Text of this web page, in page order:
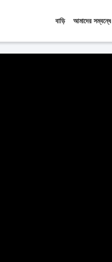
বাড়ি আমাদের সম্বন্ধে